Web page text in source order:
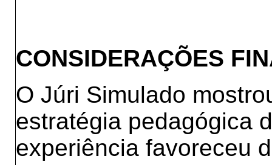
CONSIDERAÇÕES
O Júri Simulado
estratégia pedagógica
experiência favoreceu